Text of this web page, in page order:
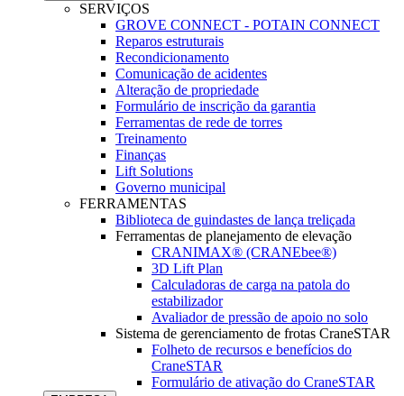
SERVIÇOS
GROVE CONNECT - POTAIN CONNECT
Reparos estruturais
Recondicionamento
Comunicação de acidentes
Alteração de propriedade
Formulário de inscrição da garantia
Ferramentas de rede de torres
Treinamento
Finanças
Lift Solutions
Governo municipal
FERRAMENTAS
Biblioteca de guindastes de lança treliçada
Ferramentas de planejamento de elevação
CRANIMAX® (CRANEbee®)
3D Lift Plan
Calculadoras de carga na patola do
estabilizador
Avaliador de pressão de apoio no solo
Sistema de gerenciamento de frotas CraneSTAR
Folheto de recursos e benefícios do
CraneSTAR
Formulário de ativação do CraneSTAR